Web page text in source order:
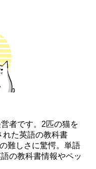
者です。2匹の猫を
れた英語の教科書
難しさに驚愕。単語
の教科書情報やペッ